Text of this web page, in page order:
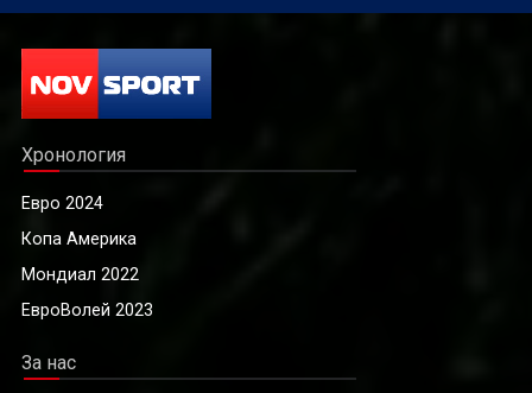
Хронология
Евро 2024
Копа Америка
Мондиал 2022
ЕвроВолей 2023
За нас